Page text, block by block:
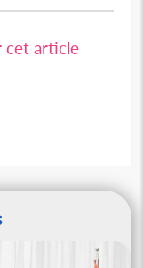
cet article